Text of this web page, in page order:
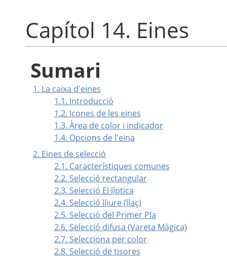
Capítol 14. Eines
Sumari
1. La caixa d'eines
1.1. Introducció
1.2. Icones de les eines
1.3. Àrea de color i indicador
1.4. Opcions de l'eina
2. Eines de selecció
2.1. Característiques comunes
2.2. Selecció rectangular
2.3. Selecció El·líptica
2.4. Selecció lliure (llaç)
2.5. Selecció del Primer Pla
2.6. Selecció difusa (Vareta Màgica)
2.7. Selecciona per color
2.8. Selecció de tisores